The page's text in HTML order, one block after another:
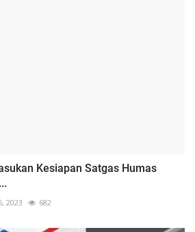
Kesiapan Satgas Humas
2023 682